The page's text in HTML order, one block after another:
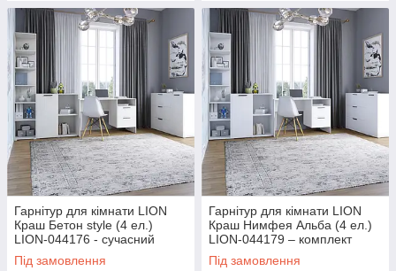
Гарнітур для кімнати LION
Краш Бетон style (4 ел.)
LION-044176 - сучасний
комплект меблів
Під замовлення
Гарнітур для кімнати LION
Краш Нимфея Альба (4 ел.)
LION-044179 – комплект
меблів для дому
Під замовлення